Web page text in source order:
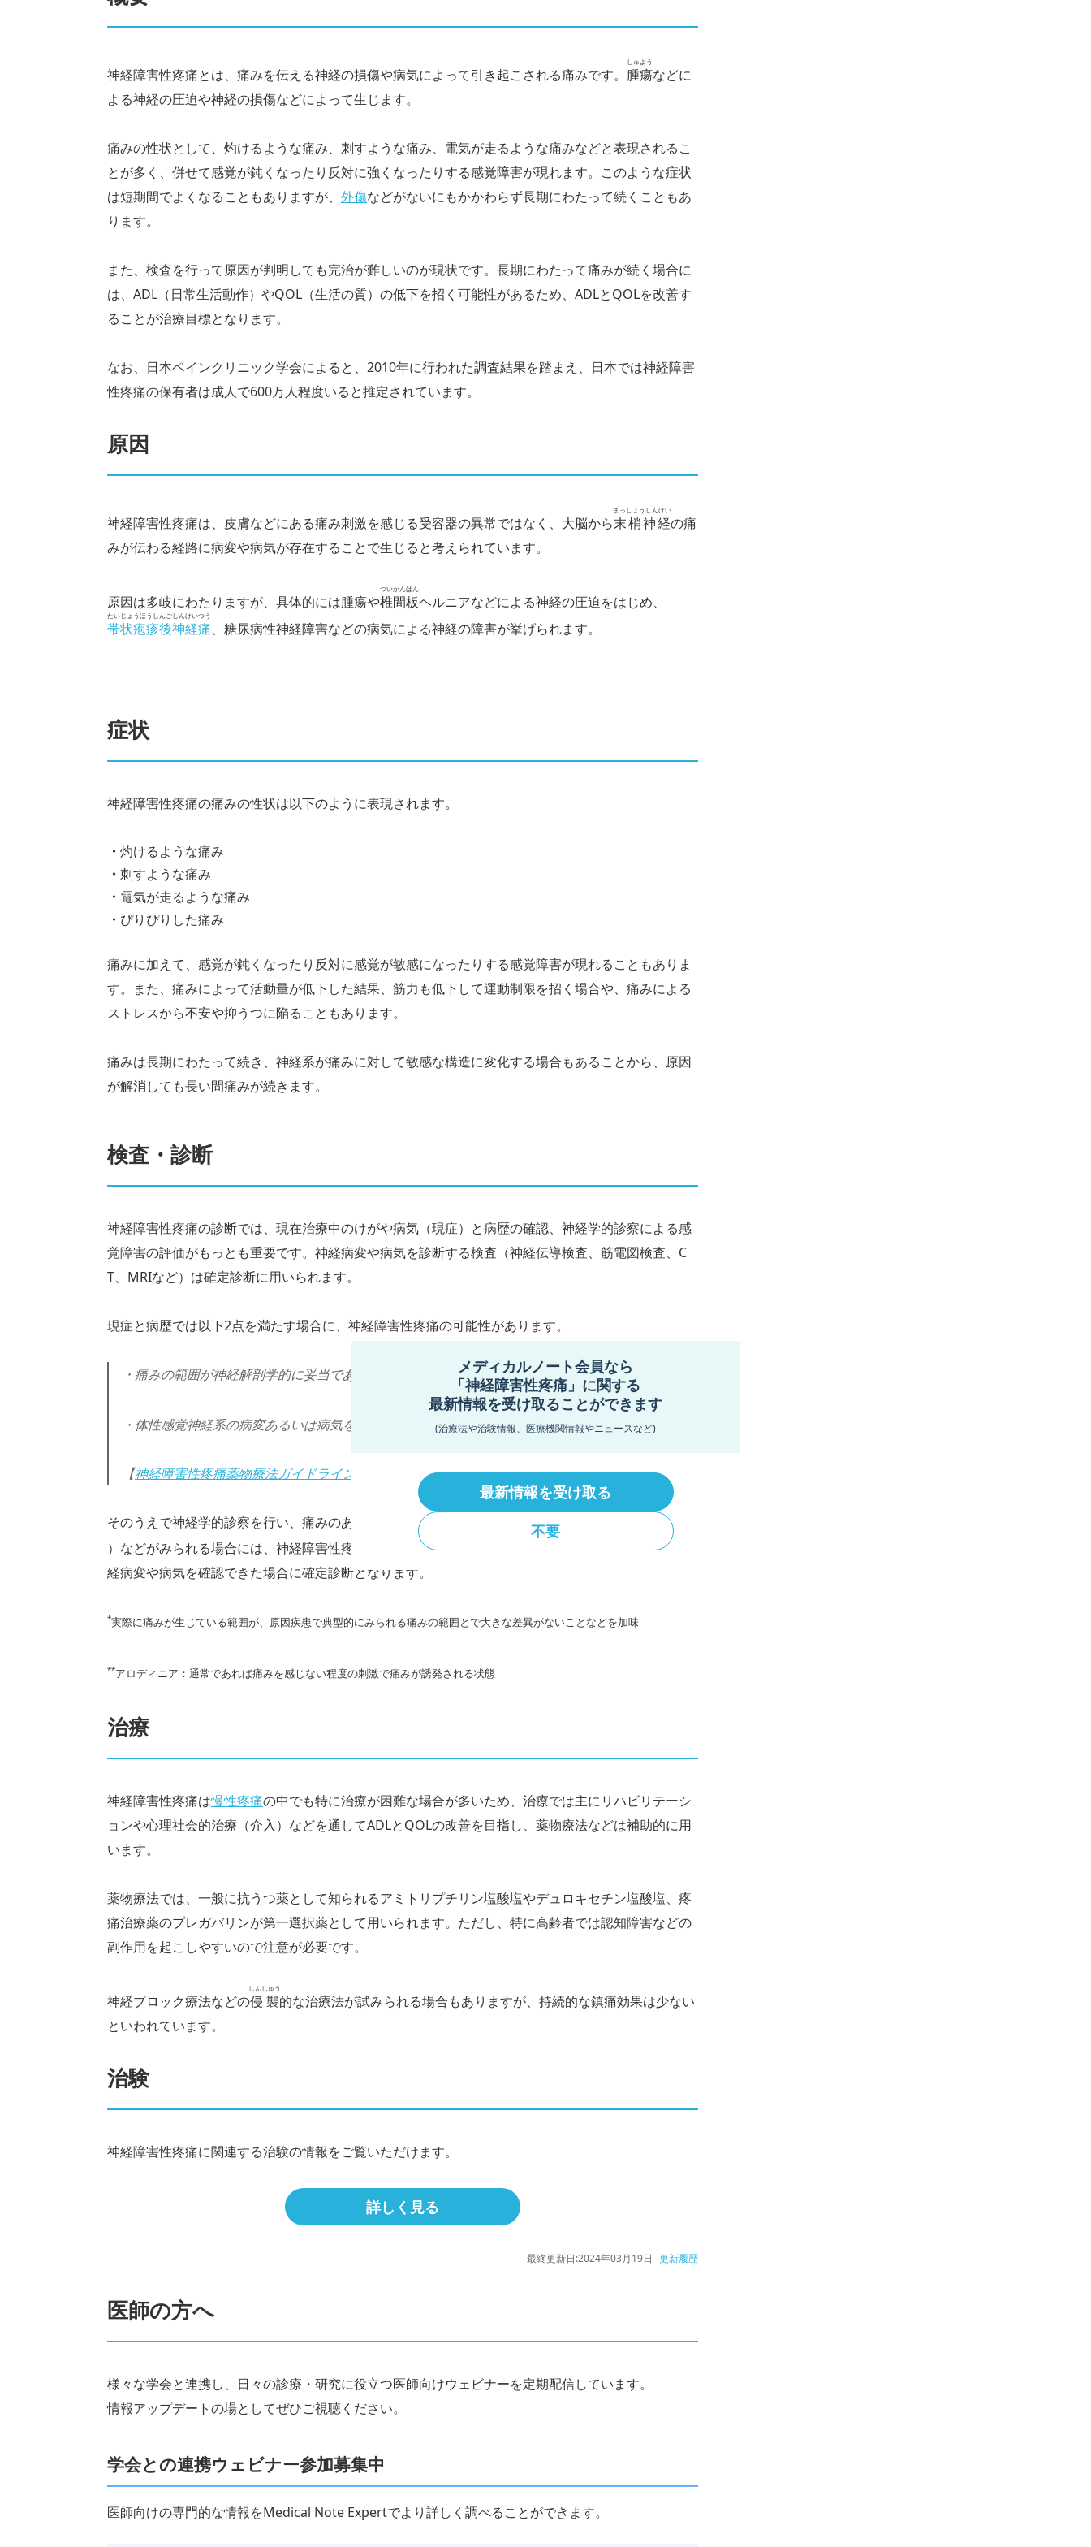
メディカルノート会員なら
「神経障害性疼痛」に関する
最新情報を受け取ることができます
(治療法や治験情報、医療機関情報やニュースなど)
最新情報を受け取る
不要
神経障害性疼痛とは、痛みを伝える神経の損傷や病気によって引き起こされる痛みです。 腫瘍
しゅよう
などに
よる神経の圧迫や神経の損傷などによって生じます。
痛みの性状として、灼けるような痛み、刺すような痛み、電気が走るような痛みなどと表現されるこ
とが多く、併せて感覚が鈍くなったり反対に強くなったりする感覚障害が現れます。このような症状
は短期間でよくなることもありますが、 外傷などがないにもかかわらず長期にわたって続くこともあ
ります。
また、検査を行って原因が判明しても完治が難しいのが現状です。長期にわたって痛みが続く場合に
は、ADL（日常生活動作）やQOL（生活の質）の低下を招く可能性があるため、ADLとQOLを改善す
ることが治療目標となります。
なお、日本ペインクリニック学会によると、2010年に行われた調査結果を踏まえ、日本では神経障害
性疼痛の保有者は成人で600万人程度いると推定されています。
原因
神経障害性疼痛は、皮膚などにある痛み刺激を感じる受容器の異常ではなく、大脳から末梢神経
まっしょうしんけい
の痛
みが伝わる経路に病変や病気が存在することで生じると考えられています。
原因は多岐にわたりますが、具体的には腫瘍や椎間板
ついかんばん
ヘルニアなどによる神経の圧迫をはじめ、
帯状疱疹後神経痛
たいじょうほうしんごしんけいつう
、糖尿病性神経障害などの病気による神経の障害が挙げられます。
症状
神経障害性疼痛の痛みの性状は以下のように表現されます。
灼けるような痛み
刺すような痛み
電気が走るような痛み
ぴりぴりした痛み
痛みに加えて、感覚が鈍くなったり反対に感覚が敏感になったりする感覚障害が現れることもありま
す。また、痛みによって活動量が低下した結果、筋力も低下して運動制限を招く場合や、痛みによる
ストレスから不安や抑うつに陥ることもあります。
痛みは長期にわたって続き、神経系が痛みに対して敏感な構造に変化する場合もあることから、原因
が解消しても長い間痛みが続きます。
検査・診断
神経障害性疼痛の診断では、現在治療中のけがや病気（現症）と病歴の確認、神経学的診察による感
覚障害の評価がもっとも重要です。神経病変や病気を診断する検査（神経伝導検査、筋電図検査、C
T、MRIなど）は確定診断に用いられます。
現症と病歴では以下2点を満たす場合に、神経障害性疼痛の可能性があります。
・痛みの範囲が神経解剖学的に妥当である
・体性感覚神経系の病変あるいは病気を示唆する
【神経障害性疼痛薬物療法ガイドライン 改訂第2版 より引用】
そのうえで神経学的診察を行い、痛みのある箇所に感覚障害（感覚低下、感覚過敏、アロディニア
）などがみられる場合には、神経障害性疼痛の要素を持っていると考えられます。さらに、検査で神
経病変や病気を確認できた場合に確定診断となります。
*実際に痛みが生じている範囲が、原因疾患で典型的にみられる痛みの範囲とで大きな差異がないことなどを加味
**アロディニア：通常であれば痛みを感じない程度の刺激で痛みが誘発される状態
治療
神経障害性疼痛は慢性疼痛の中でも特に治療が困難な場合が多いため、治療では主にリハビリテーシ
ョンや心理社会的治療（介入）などを通してADLとQOLの改善を目指し、薬物療法などは補助的に用
います。
薬物療法では、一般に抗うつ薬として知られるアミトリプチリン塩酸塩やデュロキセチン塩酸塩、疼
痛治療薬のプレガバリンが第一選択薬として用いられます。ただし、特に高齢者では認知障害などの
副作用を起こしやすいので注意が必要です。
神経ブロック療法などの侵襲
しんしゅう
的な治療法が試みられる場合もありますが、持続的な鎮痛効果は少ない
といわれています。
治験
神経障害性疼痛に関連する治験の情報をご覧いただけます。
詳しく見る
最終更新日:2024年03月19日 更新履歴
医師の方へ
様々な学会と連携し、日々の診療・研究に役立つ医師向けウェビナーを定期配信しています。
情報アップデートの場としてぜひご視聴ください。
学会との連携ウェビナー参加募集中
医師向けの専門的な情報をMedical Note Expertでより詳しく調べることができます。